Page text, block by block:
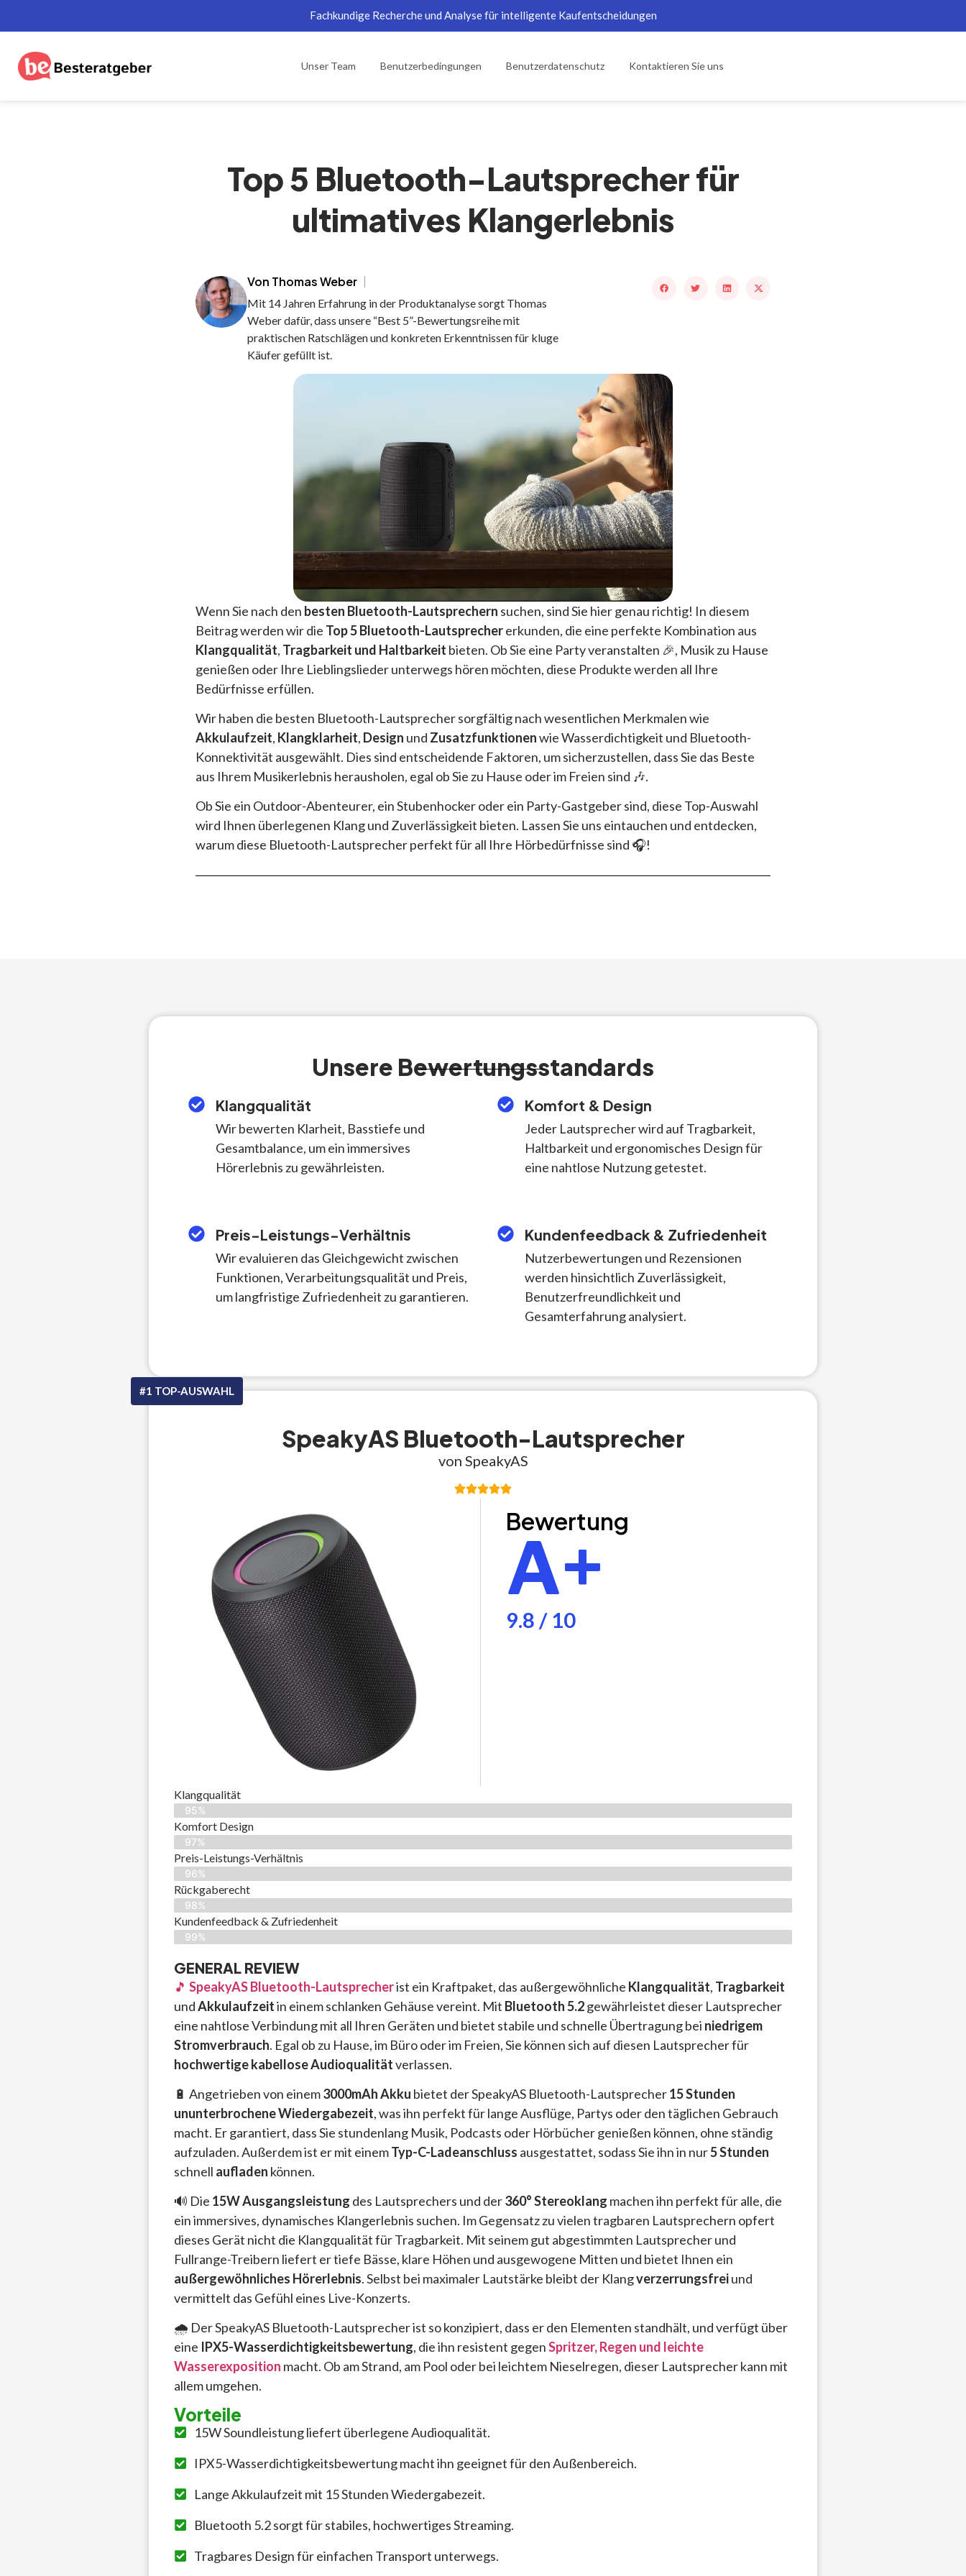
Fachkundige Recherche und Analyse für intelligente Kaufentscheidungen
Unser Team Benutzerbedingungen Benutzerdatenschutz Kontaktieren Sie uns
Top 5 Bluetooth-Lautsprecher für
ultimatives Klangerlebnis
Von Thomas Weber
Mit 14 Jahren Erfahrung in der Produktanalyse sorgt Thomas
Weber dafür, dass unsere “Best 5”-Bewertungsreihe mit
praktischen Ratschlägen und konkreten Erkenntnissen für kluge
Käufer gefüllt ist.
Wenn Sie nach den besten Bluetooth-Lautsprechern suchen, sind Sie hier genau richtig! In diesem
Beitrag werden wir die Top 5 Bluetooth-Lautsprechererkunden, die eine perfekte Kombination aus
Klangqualität, Tragbarkeit und Haltbarkeit bieten. Ob Sie eine Party veranstalten 🎉, Musik zu Hause
genießen oder Ihre Lieblingslieder unterwegs hören möchten, diese Produkte werden all Ihre
Bedürfnisse erfüllen.
Wir haben die besten Bluetooth-Lautsprecher sorgfältig nach wesentlichen Merkmalen wie
Akkulaufzeit, Klangklarheit, Design und Zusatzfunktionenwie Wasserdichtigkeit und Bluetooth-
Konnektivität ausgewählt. Dies sind entscheidende Faktoren, um sicherzustellen, dass Sie das Beste
aus Ihrem Musikerlebnis herausholen, egal ob Sie zu Hause oder im Freien sind 🎶.
Ob Sie ein Outdoor-Abenteurer, ein Stubenhocker oder ein Party-Gastgeber sind, diese Top-Auswahl
wird Ihnen überlegenen Klang und Zuverlässigkeit bieten. Lassen Sie uns eintauchen und entdecken,
warum diese Bluetooth-Lautsprecher perfekt für all Ihre Hörbedürfnisse sind 🎧!
Unsere Bewertungsstandards
Klangqualität
Wir bewerten Klarheit, Basstiefe und
Gesamtbalance, um ein immersives
Hörerlebnis zu gewährleisten.
Komfort & Design
Jeder Lautsprecher wird auf Tragbarkeit,
Haltbarkeit und ergonomisches Design für
eine nahtlose Nutzung getestet.
Preis-Leistungs-Verhältnis
Wir evaluieren das Gleichgewicht zwischen
Funktionen, Verarbeitungsqualität und Preis,
um langfristige Zufriedenheit zu garantieren.
Kundenfeedback & Zufriedenheit
Nutzerbewertungen und Rezensionen
werden hinsichtlich Zuverlässigkeit,
Benutzerfreundlichkeit und
Gesamterfahrung analysiert.
#1 TOP-AUSWAHL
SpeakyAS Bluetooth-Lautsprecher
von SpeakyAS
Bewertung
A+
9.8 / 10
Klangqualität
95%
Komfort Design
97%
Preis-Leistungs-Verhältnis
96%
Rückgaberecht
98%
Kundenfeedback & Zufriedenheit
99%
GENERAL REVIEW
🎵 SpeakyAS Bluetooth-Lautsprecherist ein Kraftpaket, das außergewöhnliche Klangqualität, Tragbarkeit
undAkkulaufzeitin einem schlanken Gehäuse vereint. Mit Bluetooth 5.2gewährleistet dieser Lautsprecher
eine nahtlose Verbindung mit all Ihren Geräten und bietet stabile und schnelle Übertragung bei niedrigem
Stromverbrauch. Egal ob zu Hause, im Büro oder im Freien, Sie können sich auf diesen Lautsprecher für
hochwertige kabellose Audioqualitätverlassen.
🔋 Angetrieben von einem3000mAh Akku bietet der SpeakyAS Bluetooth-Lautsprecher15 Stunden
ununterbrochene Wiedergabezeit, was ihn perfekt für lange Ausflüge, Partys oder den täglichen Gebrauch
macht. Er garantiert, dass Sie stundenlang Musik, Podcasts oder Hörbücher genießen können, ohne ständig
aufzuladen. Außerdem ist er mit einemTyp-C-Ladeanschluss ausgestattet, sodass Sie ihn in nur5 Stunden
schnell aufladen können.
🔊 Die 15W Ausgangsleistung des Lautsprechers und der360° Stereoklang machen ihn perfekt für alle, die
ein immersives, dynamisches Klangerlebnis suchen. Im Gegensatz zu vielen tragbaren Lautsprechern opfert
dieses Gerät nicht die Klangqualität für Tragbarkeit. Mit seinem gut abgestimmten Lautsprecher und
Fullrange-Treibern liefert er tiefe Bässe, klare Höhen und ausgewogene Mitten und bietet Ihnen ein
außergewöhnliches Hörerlebnis. Selbst bei maximaler Lautstärke bleibt der Klangverzerrungsfreiund
vermittelt das Gefühl eines Live-Konzerts.
🌧️ Der SpeakyAS Bluetooth-Lautsprecher ist so konzipiert, dass er den Elementen standhält, und verfügt über
eine IPX5-Wasserdichtigkeitsbewertung, die ihn resistent gegenSpritzer, Regen und leichte
Wasserexposition macht. Ob am Strand, am Pool oder bei leichtem Nieselregen, dieser Lautsprecher kann mit
allem umgehen.
Vorteile
15W Soundleistung liefert überlegene Audioqualität.
IPX5-Wasserdichtigkeitsbewertung macht ihn geeignet für den Außenbereich.
Lange Akkulaufzeit mit 15 Stunden Wiedergabezeit.
Bluetooth 5.2 sorgt für stabiles, hochwertiges Streaming.
Tragbares Design für einfachen Transport unterwegs.